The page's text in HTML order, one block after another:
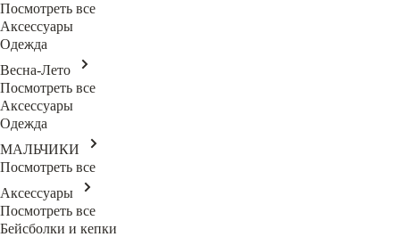
Посмотреть все
Аксессуары
Одежда
Весна-Лето
Посмотреть все
Аксессуары
Одежда
МАЛЬЧИКИ
Посмотреть все
Аксессуары
Посмотреть все
Бейсболки и кепки